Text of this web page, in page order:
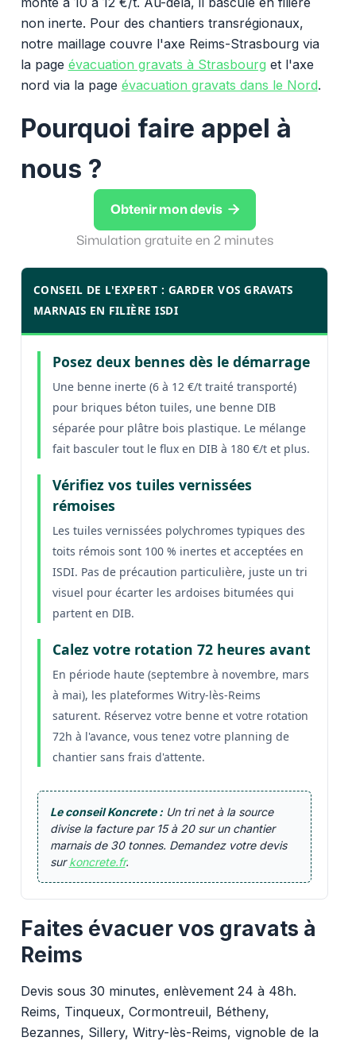
non inerte. Pour des chantiers transrégionaux,
notre maillage couvre l'axe Reims-Strasbourg via
la page évacuation gravats à Strasbourg et l'axe
nord via la page évacuation gravats dans le Nord.
Pourquoi faire appel à
nous ?
Obtenir mon devis 
Simulation gratuite en 2 minutes
CONSEIL DE L'EXPERT : GARDER VOS GRAVATS
MARNAIS EN FILIÈRE ISDI
Posez deux bennes dès le démarrage
Une benne inerte (6 à 12 €/t traité transporté)
pour briques béton tuiles, une benne DIB
séparée pour plâtre bois plastique. Le mélange
fait basculer tout le flux en DIB à 180 €/t et plus.
Vérifiez vos tuiles vernissées
rémoises
Les tuiles vernissées polychromes typiques des
toits rémois sont 100 % inertes et acceptées en
ISDI. Pas de précaution particulière, juste un tri
visuel pour écarter les ardoises bitumées qui
partent en DIB.
Calez votre rotation 72 heures avant
En période haute (septembre à novembre, mars
à mai), les plateformes Witry-lès-Reims
saturent. Réservez votre benne et votre rotation
72h à l'avance, vous tenez votre planning de
chantier sans frais d'attente.
Le conseil Koncrete :Un tri net à la source
divise la facture par 15 à 20 sur un chantier
marnais de 30 tonnes. Demandez votre devis
surkoncrete.fr.
Faites évacuer vos gravats à
Reims
Devis sous 30 minutes, enlèvement 24 à 48h.
Reims, Tinqueux, Cormontreuil, Bétheny,
Bezannes, Sillery, Witry-lès-Reims, vignoble de la